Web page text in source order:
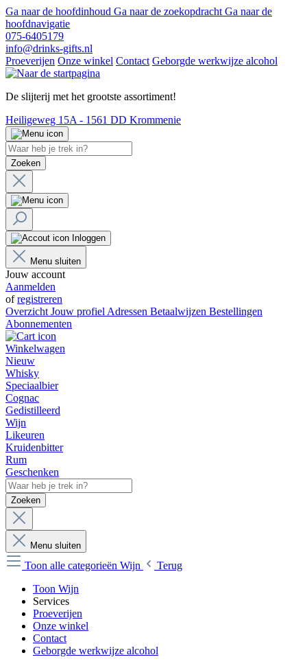
Ga naar de hoofdinhoud Ga naar de zoekopdracht Ga naar de
hoofdnavigatie
075-6405179
info@drinks-gifts.nl
Proeverijen Onze winkel Contact Geborgde werkwijze alcohol
De slijterij met het grootste assortiment!
Heiligeweg 15A - 1561 DD Krommenie
Zoeken
Inloggen
Menu sluiten
Jouw account
Aanmelden
ofregistreren
Overzicht Jouw profiel Adressen Betaalwijzen Bestellingen
Abonnementen
Winkelwagen
Nieuw
Whisky
Speciaalbier
Cognac
Gedistilleerd
Wijn
Likeuren
Kruidenbitter
Rum
Geschenken
Zoeken
Menu sluiten
Toon alle categorieën Wijn
Terug
Toon Wijn
Services
Proeverijen
Onze winkel
Contact
Geborgde werkwijze alcohol